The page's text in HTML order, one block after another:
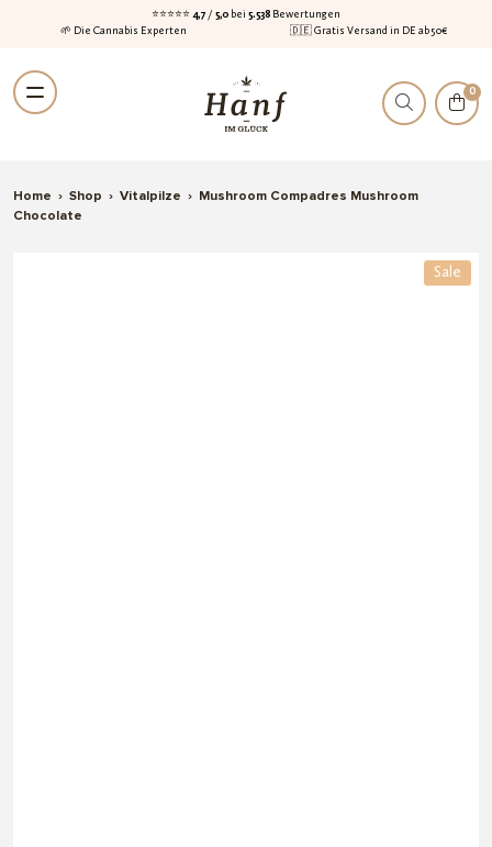
⭐⭐⭐⭐⭐4,7 / 5,0 bei 5.538 Bewertungen
🌱 Die Cannabis Experten
🇩🇪 Gratis Versand in DE ab 50€
Navigation
Zum
Inhalt
0
Home › Shop › Vitalpilze › Mushroom Compadres Mushroom
Chocolate
Sale